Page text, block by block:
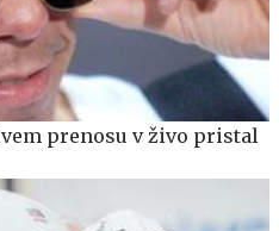
prenosu v živo pristal